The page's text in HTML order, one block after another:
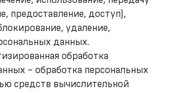
предоставление, доступ),
удаление,
данных.
обработка
– обработка персональных
средств вычислительной